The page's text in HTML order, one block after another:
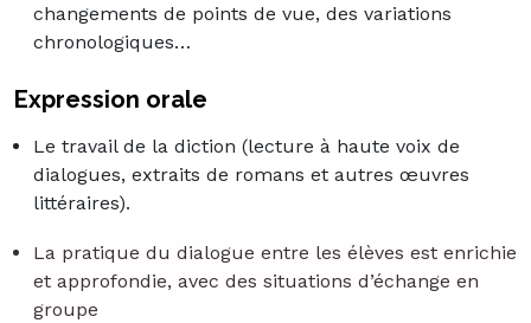
changements de points de vue, des variations
chronologiques…
Expression orale
Le travail de la diction (lecture à haute voix de
dialogues, extraits de romans et autres œuvres
littéraires).
La pratique du dialogue entre les élèves est enrichie
et approfondie, avec des situations d’échange en
groupe